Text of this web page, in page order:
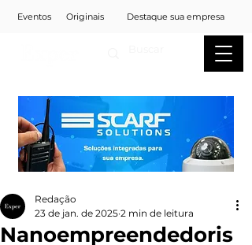
Eventos Originais Destaque sua empresa
Nanoempreendedoris
Redação
23 de jan. de 2025 2 min de leitura